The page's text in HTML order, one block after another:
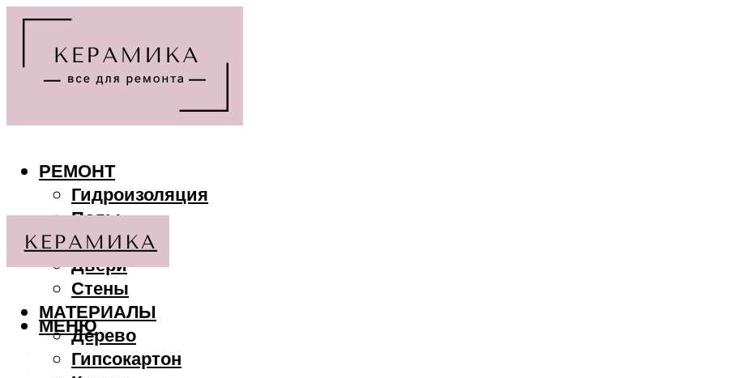
РЕМОНТ
Гидроизоляция
Полы
Потолки
Двери
Стены
МАТЕРИАЛЫ
Дерево
Гипсокартон
МЕНЮ